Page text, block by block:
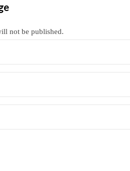
not be published.